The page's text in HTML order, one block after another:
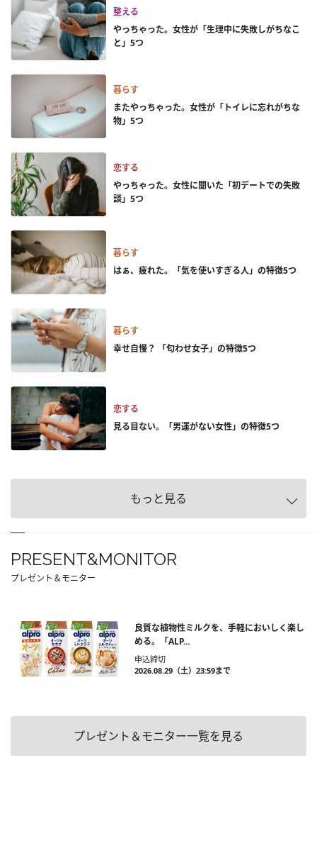
整える
やっちゃった。女性が「生理中に失敗しがちなこ
と」5つ
暮らす
またやっちゃった。女性が「トイレに忘れがちな
物」5つ
恋する
やっちゃった。女性に聞いた「初デートでの失敗
談」5つ
暮らす
はぁ、疲れた。「気を使いすぎる人」の特徴5つ
暮らす
幸せ自慢？ 「匂わせ女子」の特徴5つ
恋する
見る目ない。「男運がない女性」の特徴5つ
もっと見る
PRESENT&MONITOR
プレゼント＆モニター
良質な植物性ミルクを、手軽においしく楽し
める。「ALP...
申込締切
2026.08.29（土）23:59まで
プレゼント＆モニター一覧を見る